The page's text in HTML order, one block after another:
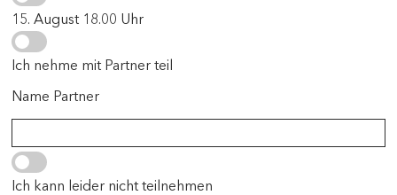
15. August 18.00 Uhr
Ich nehme mit Partner teil
Name Partner
Ich kann leider nicht teilnehmen